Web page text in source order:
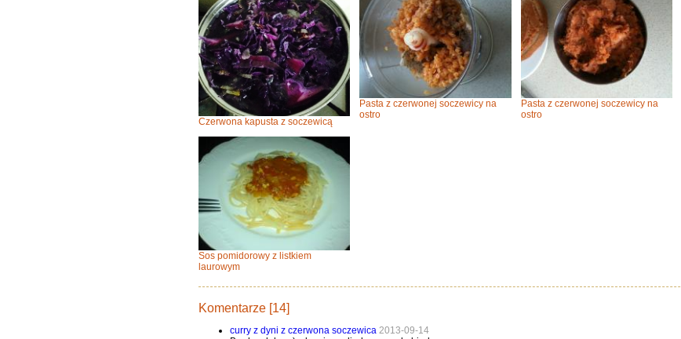
Czerwona kapusta z soczewicą
Pasta z czerwonej soczewicy na
ostro
Pasta z czerwonej soczewicy na
ostro
Sos pomidorowy z listkiem
laurowym
Komentarze [14]
curry z dyni z czerwona soczewica 2013-09-14